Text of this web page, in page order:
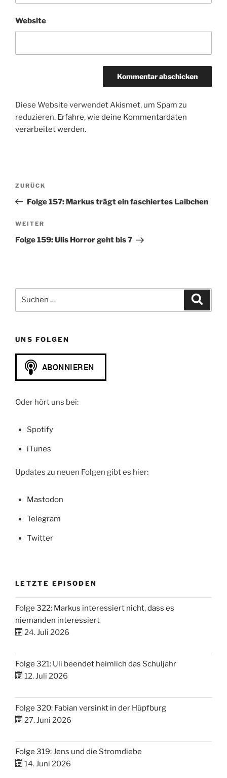
Website
Diese Website verwendet Akismet, um Spam zu
reduzieren. Erfahre, wie deine Kommentardaten
verarbeitet werden.
Beitragsnavigation
Vorheriger
Beitrag
ZURÜCK
Folge 157: Markus trägt ein faschiertes Laibchen
Nächster
Beitrag
WEITER
Folge 159: Ulis Horror geht bis 7
nach:
UNS FOLGEN
Oder hört uns bei:
Spotify
iTunes
Updates zu neuen Folgen gibt es hier:
Mastodon
Telegram
Twitter
LETZTE EPISODEN
Folge 322: Markus interessiert nicht, dass es
niemanden interessiert
24. Juli 2026
Folge 321: Uli beendet heimlich das Schuljahr
12. Juli 2026
Folge 320: Fabian versinkt in der Hüpfburg
27. Juni 2026
Folge 319: Jens und die Stromdiebe
14. Juni 2026